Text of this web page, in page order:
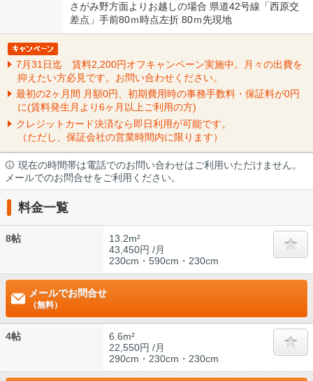
さがみ野方面よりお越しの場合 県道42号線「西原交
差点」手前80ｍ時点左折 80ｍ先現地
7月31日迄 賃料2,200円オフキャンペーン実施中。月々の出費を
抑えたい方必見です。お問い合わせください。
最初の2ヶ月間 月額0円、初期費用時の事務手数料・保証料が0円
に(賃料発生月より6ヶ月以上ご利用の方)
クレジットカード決済なら即日利用が可能です。
（ただし、保証会社の営業時間内に限ります）
現在の時間帯は電話でのお問い合わせはご利用いただけません。
メールでのお問合せをご利用ください。
料金一覧
8帖
13.2m²
43,450円 /月
230cm・590cm・230cm
メールでお問合せ
（無料）
4帖
6.6m²
22,550円 /月
290cm・230cm・230cm